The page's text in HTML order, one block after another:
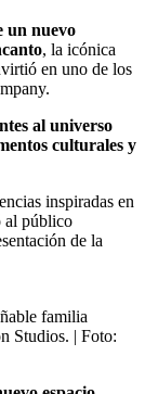
un nuevo
, la icónica
en uno de los
al universo
culturales y
inspiradas en
al público
de la
familia
Studios. | Foto: